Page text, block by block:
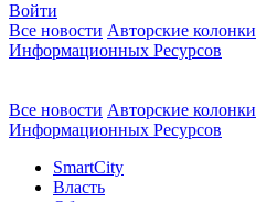
Войти
Все новости Авторские колонки
Информационных Ресурсов
Все новости Авторские колонки
Информационных Ресурсов
SmartCity
Власть